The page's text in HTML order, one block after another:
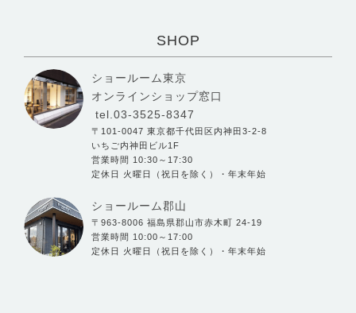
SHOP
ショールーム東京
オンラインショップ窓口
tel.03-3525-8347
〒101-0047 東京都千代田区内神田3-2-8
いちご内神田ビル1F
営業時間 10:30～17:30
定休日 火曜日（祝日を除く）・年末年始
ショールーム郡山
〒963-8006 福島県郡山市赤木町 24-19
営業時間 10:00～17:00
定休日 火曜日（祝日を除く）・年末年始